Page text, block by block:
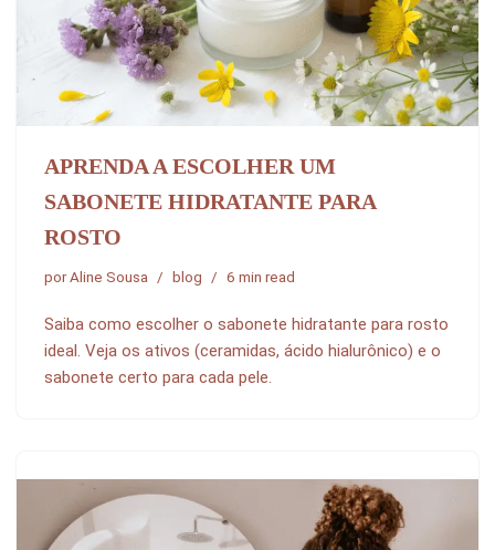
APRENDA A ESCOLHER UM
SABONETE HIDRATANTE PARA
ROSTO
porAline Sousa blog 6 min read
Saiba como escolher o sabonete hidratante para rosto
ideal. Veja os ativos (ceramidas, ácido hialurônico) e o
sabonete certo para cada pele.